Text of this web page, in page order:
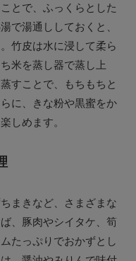
とで、ふっくらとした
で湯通ししておくと、
竹皮は水に浸して柔ら
米を蒸し器で蒸し上
すことで、もちもちと
に、きな粉や黒蜜をか
しめます。
まきなど、さまざまな
、豚肉やシイタケ、筍
たっぷりでおかずとし